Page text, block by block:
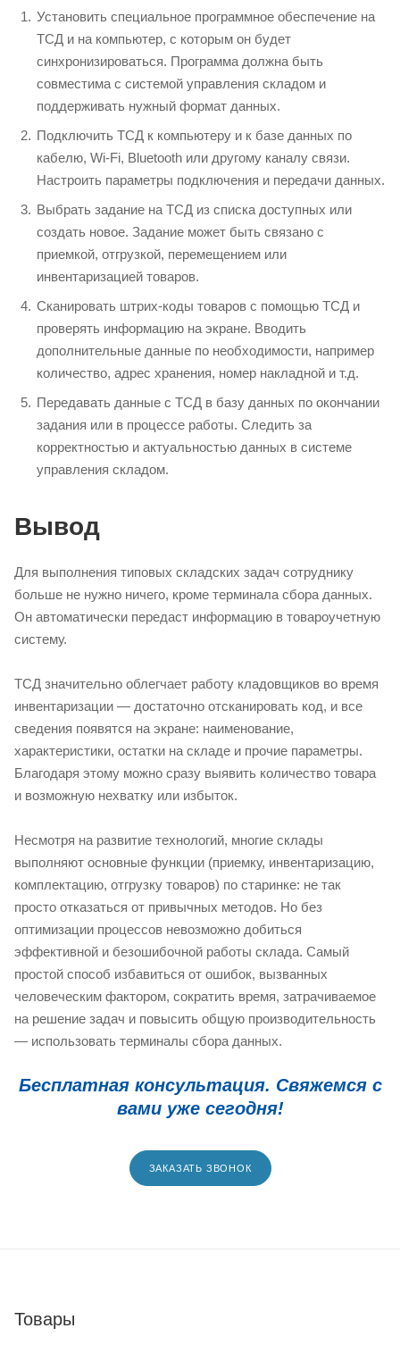
Установить специальное программное обеспечение на
ТСД и на компьютер, с которым он будет
синхронизироваться. Программа должна быть
совместима с системой управления складом и
поддерживать нужный формат данных.
Подключить ТСД к компьютеру и к базе данных по
кабелю, Wi-Fi, Bluetooth или другому каналу связи.
Настроить параметры подключения и передачи данных.
Выбрать задание на ТСД из списка доступных или
создать новое. Задание может быть связано с
приемкой, отгрузкой, перемещением или
инвентаризацией товаров.
Сканировать штрих-коды товаров с помощью ТСД и
проверять информацию на экране. Вводить
дополнительные данные по необходимости, например
количество, адрес хранения, номер накладной и т.д.
Передавать данные с ТСД в базу данных по окончании
задания или в процессе работы. Следить за
корректностью и актуальностью данных в системе
управления складом.
Вывод
Для выполнения типовых складских задач сотруднику
больше не нужно ничего, кроме терминала сбора данных.
Он автоматически передаст информацию в товароучетную
систему.
ТСД значительно облегчает работу кладовщиков во время
инвентаризации — достаточно отсканировать код, и все
сведения появятся на экране: наименование,
характеристики, остатки на складе и прочие параметры.
Благодаря этому можно сразу выявить количество товара
и возможную нехватку или избыток.
Несмотря на развитие технологий, многие склады
выполняют основные функции (приемку, инвентаризацию,
комплектацию, отгрузку товаров) по старинке: не так
просто отказаться от привычных методов. Но без
оптимизации процессов невозможно добиться
эффективной и безошибочной работы склада. Самый
простой способ избавиться от ошибок, вызванных
человеческим фактором, сократить время, затрачиваемое
на решение задач и повысить общую производительность
— использовать терминалы сбора данных.
Бесплатная консультация. Свяжемся с
вами уже сегодня!
ЗАКАЗАТЬ ЗВОНОК
Товары